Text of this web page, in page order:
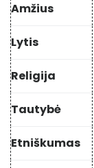
Amžius
Lytis
Religija
Tautybė
Etniškumas